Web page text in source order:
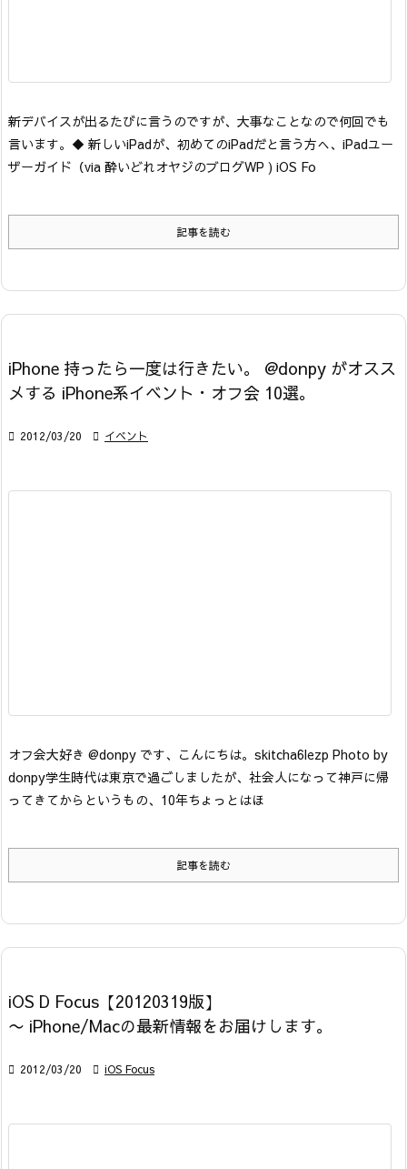
新デバイスが出るたびに言うのですが、大事なことなので何回でも
言います。 ◆ 新しいiPadが、初めてのiPadだと言う方へ、iPadユー
ザーガイド （via 酔いどれオヤジのブログWP ) iOS Fo
記事を読む
iPhone 持ったら一度は行きたい。 @donpy がオスス
メする iPhone系イベント・オフ会 10選。
 2012/03/20  イベント
オフ会大好き @donpy です、こんにちは。 skitcha6lezp Photo by
donpy学生時代は東京で過ごしましたが、社会人になって神戸に帰
ってきてからというもの、10年ちょっとはほ
記事を読む
iOS D Focus【20120319版】
〜 iPhone/Macの最新情報をお届けします。
 2012/03/20  iOS Focus